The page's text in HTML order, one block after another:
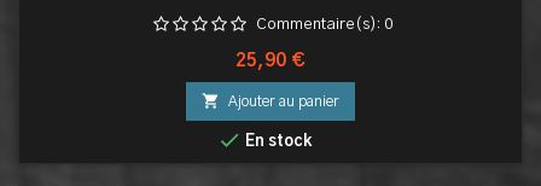
Commentaire(s): 0
Prix
25,90 €
 Ajouter au panier
 En stock